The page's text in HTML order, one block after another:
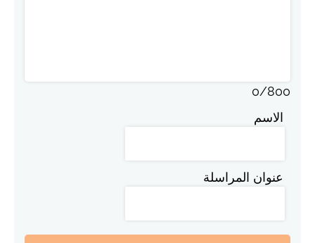
0/800
الاسم
عنوان المراسلة